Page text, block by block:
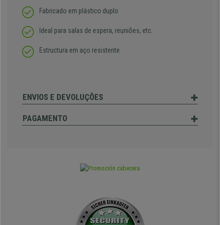
Fabricado em plástico duplo
Ideal para salas de espera, reuniões, etc.
Estructura em aço resistente
ENVIOS E DEVOLUÇÕES
PAGAMENTO